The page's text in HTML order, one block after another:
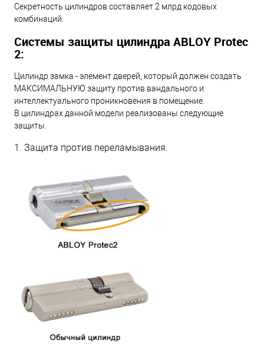
Секретность цилиндров составляет 2 млрд кодовых
комбинаций.
Системы защиты цилиндра ABLOY Protec
2:
Цилиндр замка - элемент дверей, который должен создать
МАКСИМАЛЬНУЮ защиту против вандального и
интеллектуального проникновения в помещение.
В цилиндрах данной модели реализованы следующие
защиты.
1. Защита против переламывания.